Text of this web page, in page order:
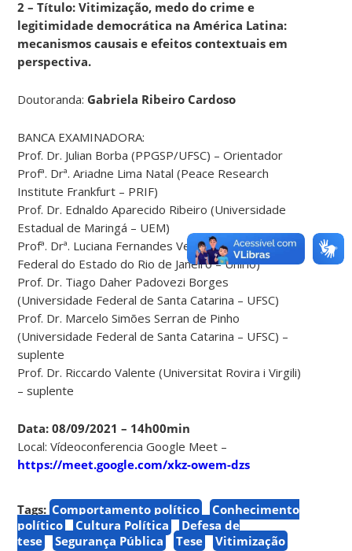
2 – Título: Vitimização, medo do crime e
legitimidade democrática na América Latina:
mecanismos causais e efeitos contextuais em
perspectiva.
Doutoranda: Gabriela Ribeiro Cardoso
BANCA EXAMINADORA:
Prof. Dr. Julian Borba (PPGSP/UFSC) – Orientador
Profª. Drª. Ariadne Lima Natal (Peace Research
Institute Frankfurt – PRIF)
Prof. Dr. Ednaldo Aparecido Ribeiro (Universidade
Estadual de Maringá – UEM)
Profª. Drª. Luciana Fernandes Veiga (Universidade
Federal do Estado do Rio de Janeiro – Unirio)
Prof. Dr. Tiago Daher Padovezi Borges
(Universidade Federal de Santa Catarina – UFSC)
Prof. Dr. Marcelo Simões Serran de Pinho
(Universidade Federal de Santa Catarina – UFSC) –
suplente
Prof. Dr. Riccardo Valente (Universitat Rovira i Virgili)
– suplente
Data: 08/09/2021 – 14h00min
Local: Vídeoconferencia Google Meet –
https://meet.google.com/xkz-owem-dzs
Tags: Comportamento político
Conhecimento
político
Cultura Política
Defesa de
tese
Segurança Pública Tese Vitimização